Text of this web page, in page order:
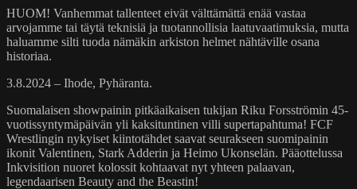
HUOM! Vanhemmat tallenteet eivät välttämättä enää vastaa
arvojamme tai täytä teknisiä ja tuotannollisia laatuvaatimuksia, mutta
haluamme silti tuoda nämäkin arkiston helmet nähtäville osana
historiaa.
3.8.2024 – Ihode, Pyhäranta.
Suomalaisen showpainin pitkäaikaisen tukijan Riku Forsströmin 45-
vuotissyntymäpäivän yli kaksituntinen villi supertapahtuma! FCF
Wrestlingin nykyiset kiintotähdet saavat seurakseen suomipainin
ikonit Valentinen, Stark Adderin ja Heimo Ukonselän. Pääottelussa
Inkvisition nuoret kolossit kohtaavat nyt yhteen palaavan,
legendaarisen Beauty and the Beastin!